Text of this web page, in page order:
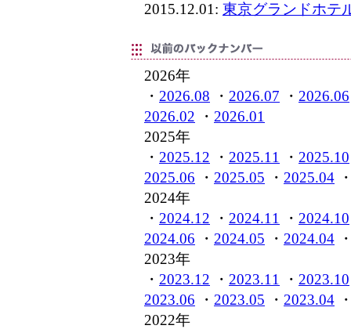
2015.12.01: 東京グランドホテ
2026年
・ 2026.08 ・ 2026.07 ・ 2026.06
2026.02 ・ 2026.01
2025年
・ 2025.12 ・ 2025.11 ・ 2025.10
2025.06 ・ 2025.05 ・ 2025.04
2024年
・ 2024.12 ・ 2024.11 ・ 2024.10
2024.06 ・ 2024.05 ・ 2024.04
2023年
・ 2023.12 ・ 2023.11 ・ 2023.10
2023.06 ・ 2023.05 ・ 2023.04
2022年